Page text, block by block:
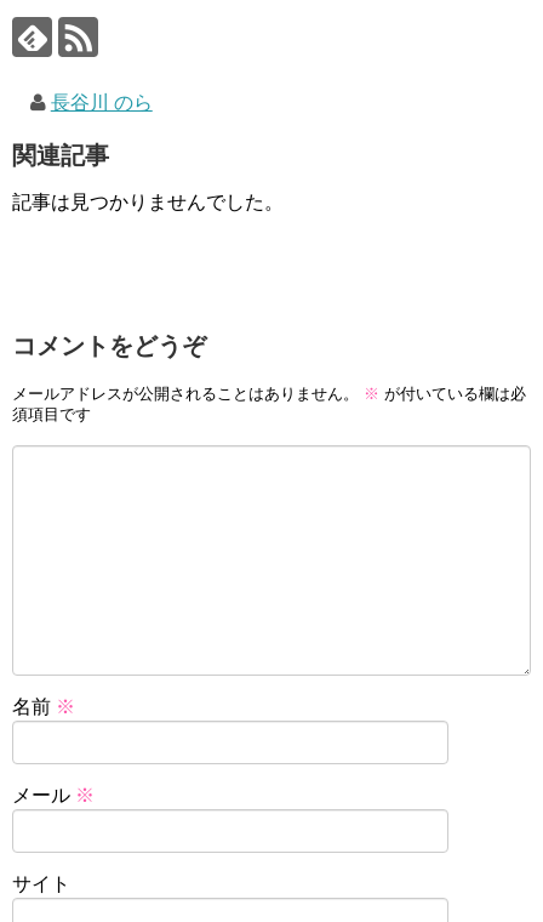
長谷川 のら
関連記事
記事は見つかりませんでした。
コメントをどうぞ
メールアドレスが公開されることはありません。 ※ が付いている欄は必
須項目です
名前 ※
メール ※
サイト